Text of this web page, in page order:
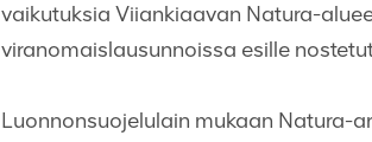
vaikutuksia Viiankiaavan Natura-
viranomaislausunnoissa esille
Luonnonsuojelulain mukaan Natura-